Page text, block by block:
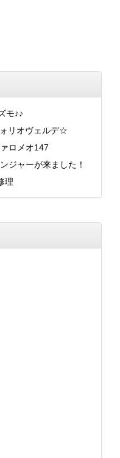
モ♪♪
リオヴェルデ☆
ロメオ147
ジャーが来ました！
理